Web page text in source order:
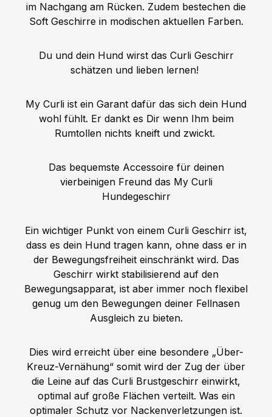
Flohsamen, Spinat, Rosmarin
Technologische Zusatzstoffe: keine
im Nachgang am Rücken. Zudem bestechen die
Soft Geschirre in modischen aktuellen Farben.
Du und dein Hund wirst das Curli Geschirr
schätzen und lieben lernen!
My Curli ist ein Garant dafür das sich dein Hund
wohl fühlt. Er dankt es Dir wenn Ihm beim
Rumtollen nichts kneift und zwickt.
Das bequemste Accessoire für deinen
vierbeinigen Freund das My Curli
Hundegeschirr
Ein wichtiger Punkt von einem Curli Geschirr ist,
dass es dein Hund tragen kann, ohne dass er in
der Bewegungsfreiheit einschränkt wird. Das
Geschirr wirkt stabilisierend auf den
Bewegungsapparat, ist aber immer noch flexibel
genug um den Bewegungen deiner Fellnasen
Ausgleich zu bieten.
Dies wird erreicht über eine besondere „Über-
Kreuz-Vernähung“ somit wird der Zug der über
die Leine auf das Curli Brustgeschirr einwirkt,
optimal auf große Flächen verteilt. Was ein
optimaler Schutz vor Nackenverletzungen ist.